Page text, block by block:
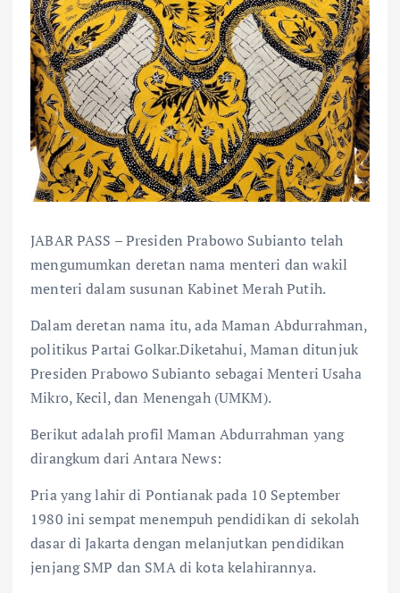
JABAR PASS – Presiden Prabowo Subianto telah
mengumumkan deretan nama menteri dan wakil
menteri dalam susunan Kabinet Merah Putih.
Dalam deretan nama itu, ada Maman Abdurrahman,
politikus Partai Golkar.Diketahui, Maman ditunjuk
Presiden Prabowo Subianto sebagai Menteri Usaha
Mikro, Kecil, dan Menengah (UMKM).
Berikut adalah profil Maman Abdurrahman yang
dirangkum dari Antara News:
Pria yang lahir di Pontianak pada 10 September
1980 ini sempat menempuh pendidikan di sekolah
dasar di Jakarta dengan melanjutkan pendidikan
jenjang SMP dan SMA di kota kelahirannya.